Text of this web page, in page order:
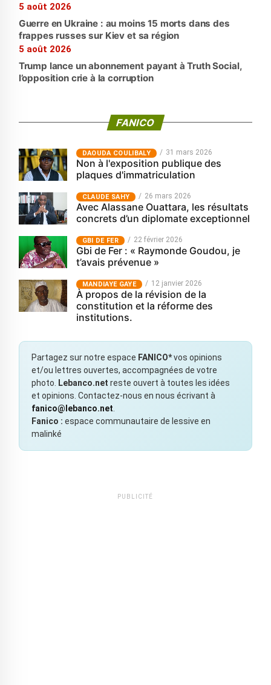
5 août 2026
Guerre en Ukraine : au moins 15 morts dans des
frappes russes sur Kiev et sa région
5 août 2026
Trump lance un abonnement payant à Truth Social,
l’opposition crie à la corruption
FANICO
‎DAOUDA COULIBALY 31 mars 2026
Non à l'exposition publique des
plaques d'immatriculation
CLAUDE SAHY 26 mars 2026
Avec Alassane Ouattara, les résultats
concrets d’un diplomate exceptionnel
GBI DE FER 22 février 2026
Gbi de Fer : « Raymonde Goudou, je
t’avais prévenue »
MANDIAYE GAYE 12 janvier 2026
À propos de la révision de la
constitution et la réforme des
institutions.
Partagez sur notre espace FANICO*vos opinions
et/ou lettres ouvertes, accompagnées de votre
photo.
Lebanco.net reste ouvert à toutes les idées
et opinions. Contactez-nous en nous écrivant à
fanico@lebanco.net
Fanico : espace communautaire de lessive en
malinké
PUBLICITÉ